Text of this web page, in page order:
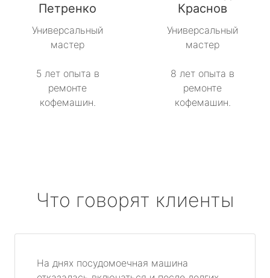
Петренко
Универсальный
мастер
5 лет опыта в
ремонте
кофемашин.
Краснов
Универсальный
мастер
8 лет опыта в
ремонте
кофемашин.
Что говорят клиенты
На днях посудомоечная машина